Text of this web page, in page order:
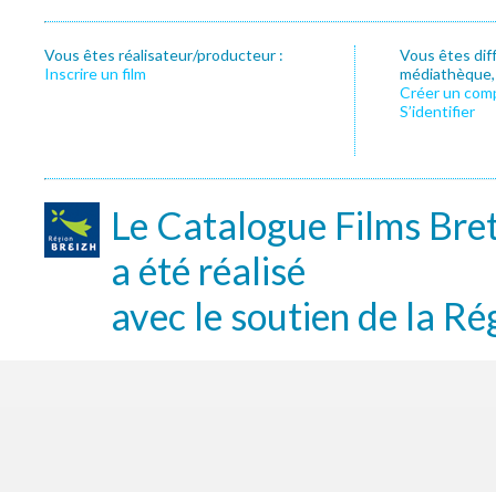
Vous êtes réalisateur/producteur :
Inscrire un film
Vous êtes
Créer un
S’identifier
Le Catalogue Films
a été réalisé
avec le soutien de la